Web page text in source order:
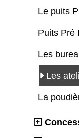
Le puits
Puits Pré
Les
Les
La